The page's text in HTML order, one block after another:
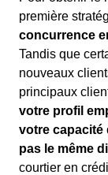
première
concurrence
Tandis que
nouveaux
principaux
votre profil
votre capacité
pas le même
courtier en